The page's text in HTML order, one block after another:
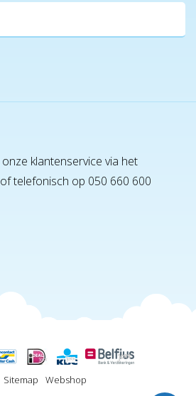
klantenservice via het
of telefonisch op 050 660 600
Sitemap
Webshop